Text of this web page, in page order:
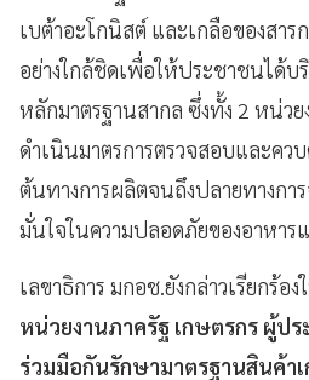
เบต้าอะโกนิสต์ และเกลือของสา
อย่างใกล้ชิดเพื่อให้ประชาชนได้
หลักมาตรฐานสากล ซึ่งทั้ง 2 หน่ว
ดำเนินมาตรการตรวจสอบและคว
ต้นทางการผลิตจนถึงปลายทางกา
มั่นใจในความปลอดภัยของอาหา
เลขาธิการ มกอช.ยังกล่าวเรียกร้อ
หน่วยงานภาครัฐ เกษตรกร ผู้ป
ร่วมมือกันรักษามาตรฐานสินค้า